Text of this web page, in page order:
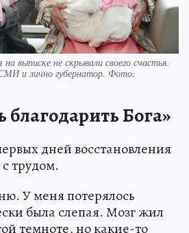
выписке не скрывали своего счастья.
и лично губернатор. Фото:
благодарить Бога»
дней восстановления
трудом.
У меня потерялось
была слепая. Мозг жил
темноте, но какие-то